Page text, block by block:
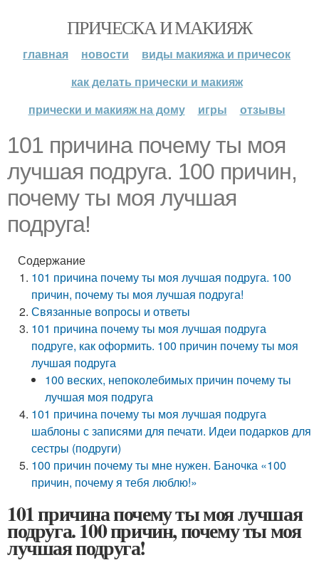
ПРИЧЕСКА И МАКИЯЖ
главная новости
виды макияжа и причесок
как делать прически и макияж
прически и макияж на дому
игры отзывы
101 причина почему ты моя
лучшая подруга. 100 причин,
почему ты моя лучшая
подруга!
Содержание
101 причина почему ты моя лучшая подруга. 100
причин, почему ты моя лучшая подруга!
Связанные вопросы и ответы
101 причина почему ты моя лучшая подруга
подруге, как оформить. 100 причин почему ты моя
лучшая подруга
100 веских, непоколебимых причин почему ты
лучшая моя подруга
101 причина почему ты моя лучшая подруга
шаблоны с записями для печати. Идеи подарков для
сестры (подруги)
100 причин почему ты мне нужен. Баночка «100
причин, почему я тебя люблю!»
101 причина почему ты моя лучшая
подруга. 100 причин, почему ты моя
лучшая подруга!